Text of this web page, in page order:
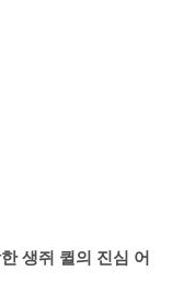
생쥐 퀼의 진심 어